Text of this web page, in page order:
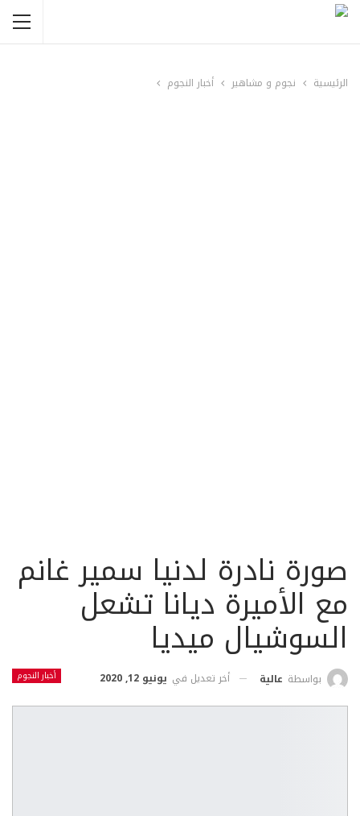
الرئيسية نجوم و مشاهير أخبار النجوم
صورة نادرة لدنيا سمير غانم
مع الأميرة ديانا تشعل
السوشيال ميديا
أخبار النجوم بواسطة عالية أخر تعديل في يونيو 12, 2020